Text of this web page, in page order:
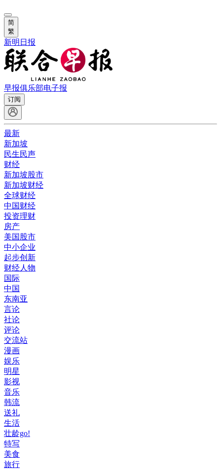
简
繁
新明日报
早报俱乐部电子报
订阅
最新
新加坡
民生民声
财经
新加坡股市
新加坡财经
全球财经
中国财经
投资理财
房产
美国股市
中小企业
起步创新
财经人物
国际
中国
东南亚
言论
社论
评论
交流站
漫画
娱乐
明星
影视
音乐
韩流
送礼
生活
壮龄go!
特写
美食
旅行